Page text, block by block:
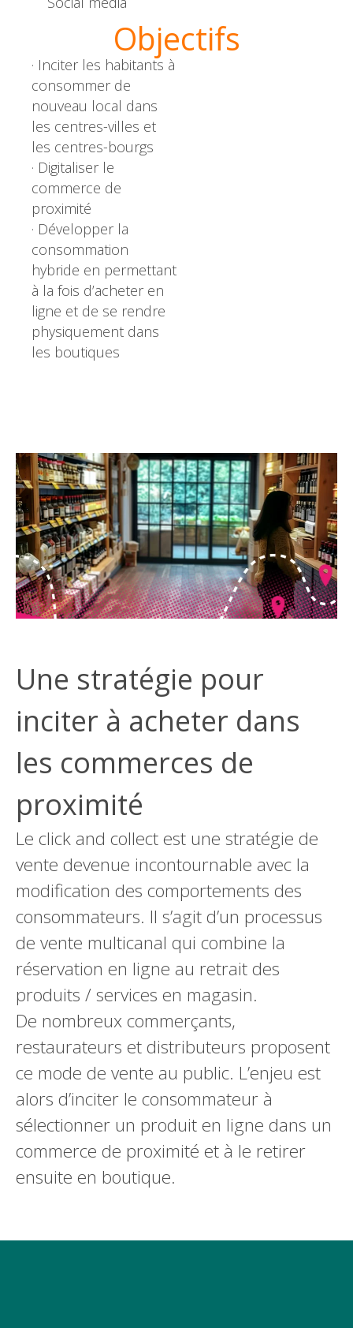
Objectifs
· Inciter les habitants à
consommer de
nouveau local dans
les centres-villes et
les centres-bourgs
· Digitaliser le
commerce de
proximité
· Développer la
consommation
hybride en permettant
à la fois d’acheter en
ligne et de se rendre
physiquement dans
les boutiques
Une stratégie pour
inciter à acheter dans
les commerces de
proximité
Le click and collect est une stratégie de
vente devenue incontournable avec la
modification des comportements des
consommateurs. Il s’agit d’un processus
de vente multicanal qui combine la
réservation en ligne au retrait des
produits / services en magasin.
De nombreux commerçants,
restaurateurs et distributeurs proposent
ce mode de vente au public. L’enjeu est
alors d’inciter le consommateur à
sélectionner un produit en ligne dans un
commerce de proximité et à le retirer
ensuite en boutique.